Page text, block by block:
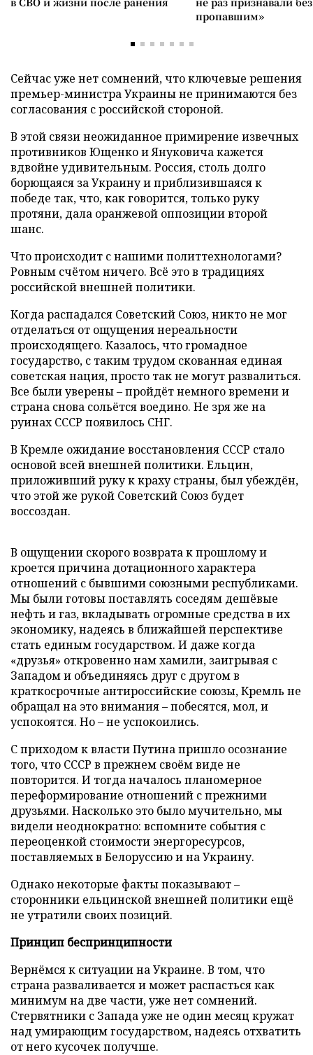
пропавшим»
Сейчас уже нет сомнений, что ключевые решения
премьер-министра Украины не принимаются без
согласования с российской стороной.
В этой связи неожиданное примирение извечных
противников Ющенко и Януковича кажется
вдвойне удивительным. Россия, столь долго
борющаяся за Украину и приблизившаяся к
победе так, что, как говорится, только руку
протяни, дала оранжевой оппозиции второй
шанс.
Что происходит с нашими политтехнологами?
Ровным счётом ничего. Всё это в традициях
российской внешней политики.
Когда распадался Советский Союз, никто не мог
отделаться от ощущения нереальности
происходящего. Казалось, что громадное
государство, с таким трудом скованная единая
советская нация, просто так не могут развалиться.
Все были уверены – пройдёт немного времени и
страна снова сольётся воедино. Не зря же на
руинах СССР появилось СНГ.
В Кремле ожидание восстановления СССР стало
основой всей внешней политики. Ельцин,
приложивший руку к краху страны, был убеждён,
что этой же рукой Советский Союз будет
воссоздан.
В ощущении скорого возврата к прошлому и
кроется причина дотационного характера
отношений с бывшими союзными республиками.
Мы были готовы поставлять соседям дешёвые
нефть и газ, вкладывать огромные средства в их
экономику, надеясь в ближайшей перспективе
стать единым государством. И даже когда
«друзья» откровенно нам хамили, заигрывая с
Западом и объединяясь друг с другом в
краткосрочные антироссийские союзы, Кремль не
обращал на это внимания – побесятся, мол, и
успокоятся. Но – не успокоились.
С приходом к власти Путина пришло осознание
того, что СССР в прежнем своём виде не
повторится. И тогда началось планомерное
переформирование отношений с прежними
друзьями. Насколько это было мучительно, мы
видели неоднократно: вспомните события с
переоценкой стоимости энергоресурсов,
поставляемых в Белоруссию и на Украину.
Однако некоторые факты показывают –
сторонники ельцинской внешней политики ещё
не утратили своих позиций.
Принцип беспринципности
Вернёмся к ситуации на Украине. В том, что
страна разваливается и может распасться как
минимум на две части, уже нет сомнений.
Стервятники с Запада уже не один месяц кружат
над умирающим государством, надеясь отхватить
от него кусочек получше.